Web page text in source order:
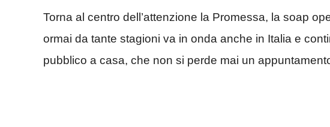
Torna al centro dell’attenzione la Promessa, la soap
ormai da tante stagioni va in onda anche in Italia e
pubblico a casa, che non si perde mai un